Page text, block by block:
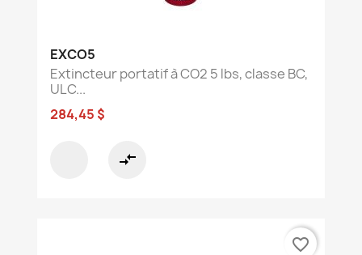
EXCO5
Extincteur portatif à CO2 5 lbs, classe BC,
ULC...
284,45 $
compare_arrows
favorite_border